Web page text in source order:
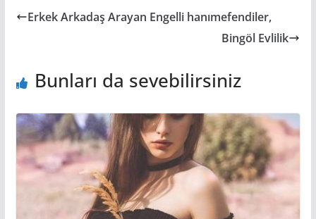
Erkek Arkadaş Arayan Engelli hanımefendiler,
Bingöl Evlilik
Bunları da sevebilirsiniz